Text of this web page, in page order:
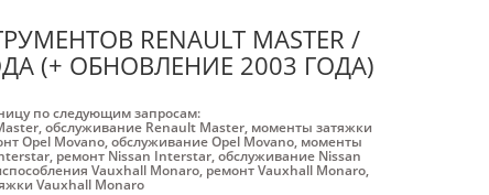
RENAULT MASTER /
(+ ОБНОВЛЕНИЕ 2003 ГОДА)
по следующим запросам:
,обслуживание Renault Master, моменты затяжки
Opel Movano,обслуживание Opel Movano, моменты
, ремонт Nissan Interstar,обслуживание Nissan
Vauxhall Monaro, ремонт Vauxhall Monaro,
Vauxhall Monaro